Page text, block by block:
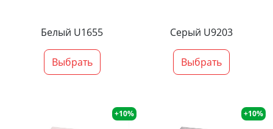
Белый U1655
Выбрать
Серый U9203
Выбрать
+10% +10%